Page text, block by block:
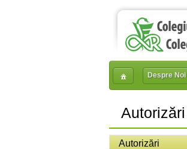
Despre Noi
Autorizări
Autorizări